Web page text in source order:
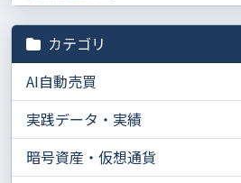
カテゴリ
AI自動売買
実践データ・実績
暗号資産・仮想通貨